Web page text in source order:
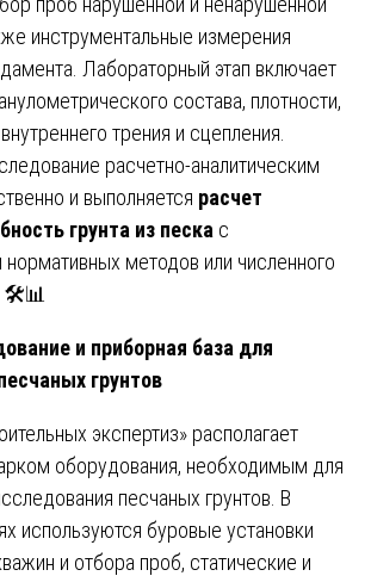
инструментальные измерения
Лабораторный этап включает
состава, плотности,
трения и сцепления.
расчетно-аналитическим
и выполняется расчет
грунта из песка с
методов или численного
🛠️📊
и приборная база для
грунтов
экспертиз» располагает
оборудования, необходимым для
песчаных грунтов. В
используются буровые установки
и отбора проб, статические и